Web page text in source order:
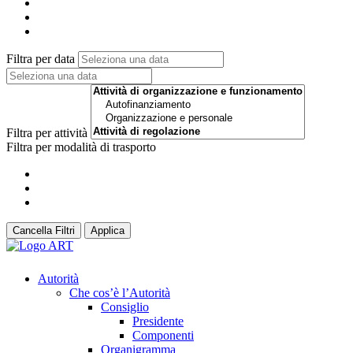
Filtra per data
Filtra per attività
Filtra per modalità di trasporto
Cancella Filtri Applica
Autorità
Che cos’è l’Autorità
Consiglio
Presidente
Componenti
Organigramma